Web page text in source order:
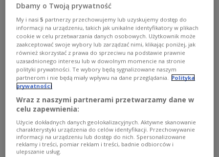
wielu polskich kibiców nie pamięta. Tej klęski w
beznadziejnym stylu nie można piłkarzom wybaczyć. We
wrześniu znowu będą przecież udawali poważną
drużynę.
Zobacz więcej na temat:SPORT
Piłka nożna
reprezentacja Polski
opinie Euro 2024
Fernando Santos
Robert Lewandowski wojciech szczęsny
Piotr Zieliński
Jakub Kiwior Jan Bednarek Czesław Michniewicz
Paulo Sousa
PZPN
Dbamy o Twoją prywatność
My i nasi5 partnerzy przechowujemy lub uzyskujemy dostęp do
informacji na urządzeniu, takich jak unikalne identyfikatory w plikach
cookie w celu przetwarzania danych osobowych. Użytkownik może
zaakceptować swoje wybory lub zarządzać nimi, klikając poniżej, jak
również skorzystać z prawa do sprzeciwu na podstawie prawnie
uzasadnionego interesu lub w dowolnym momencie na stronie
polityki prywatności. Te wybory będą sygnalizowane naszym
partnerom i nie będą miały wpływu na dane przeglądania.
Polityka
prywatności
Wraz z naszymi partnerami przetwarzamy dane w
celu zapewnienia:
Użycie dokładnych danych geolokalizacyjnych. Aktywne skanowanie
charakterystyki urządzenia do celów identyfikacji. Przechowywanie
informacji na urządzeniu lub dostęp do nich. Spersonalizowane
reklamy i treści, pomiar reklam i treści, badnie odbiorców i
ulepszanie usług.